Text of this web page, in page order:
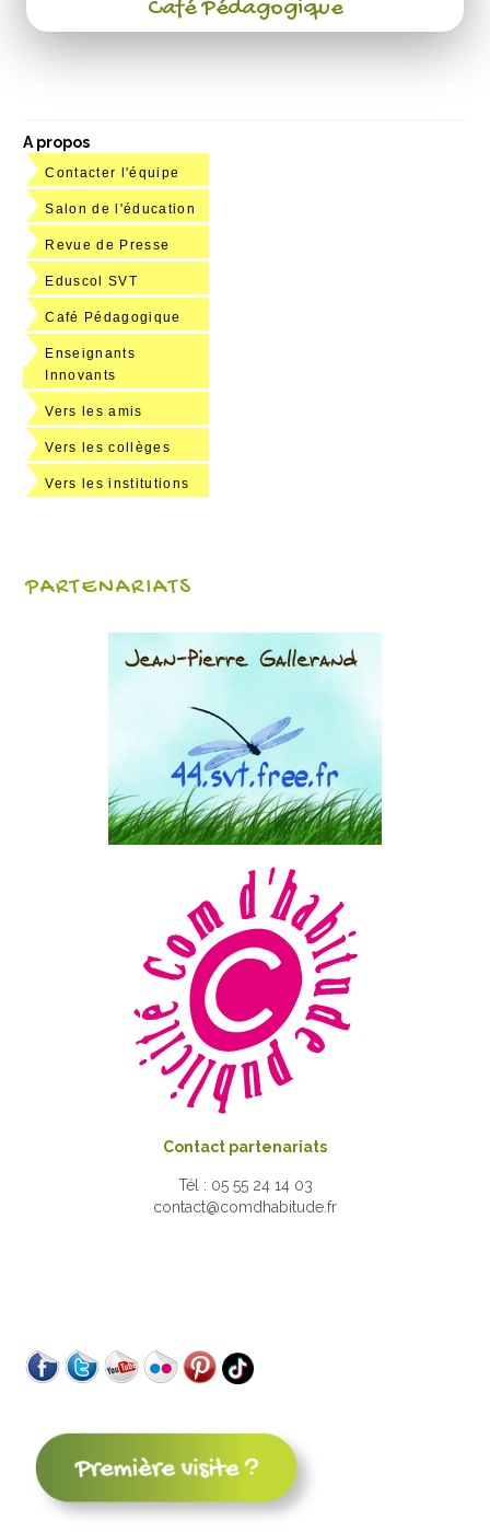
Café Pédagogique
A propos
Contacter l'équipe
Salon de l'éducation
Revue de Presse
Eduscol SVT
Café Pédagogique
Enseignants
Innovants
Vers les amis
Vers les collèges
Vers les institutions
PARTENARIATS
Contact partenariats
Tél : 05 55 24 14 03
contact@comdhabitude.fr